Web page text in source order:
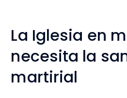
La Iglesia en
necesita la
martirial